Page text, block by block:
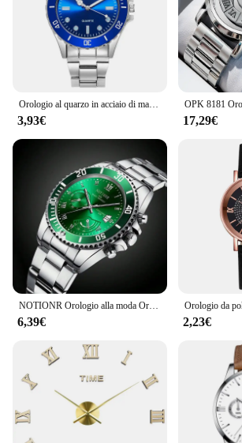
Orologio al quarzo in acciaio di marca di lusso da uomo d'affari di moda di alta qualità Orologio da polso retrò classico di lusso verde Relogios Masculino
3,93€ 17,29€
NOTIONR Orologio alla moda Orologio casual Montre Homme Orologio da uomo d'affari al quarzo Calendario Green Water Wok Ghost Sport Orologio da polso da uomo
6,39€ 2,23€